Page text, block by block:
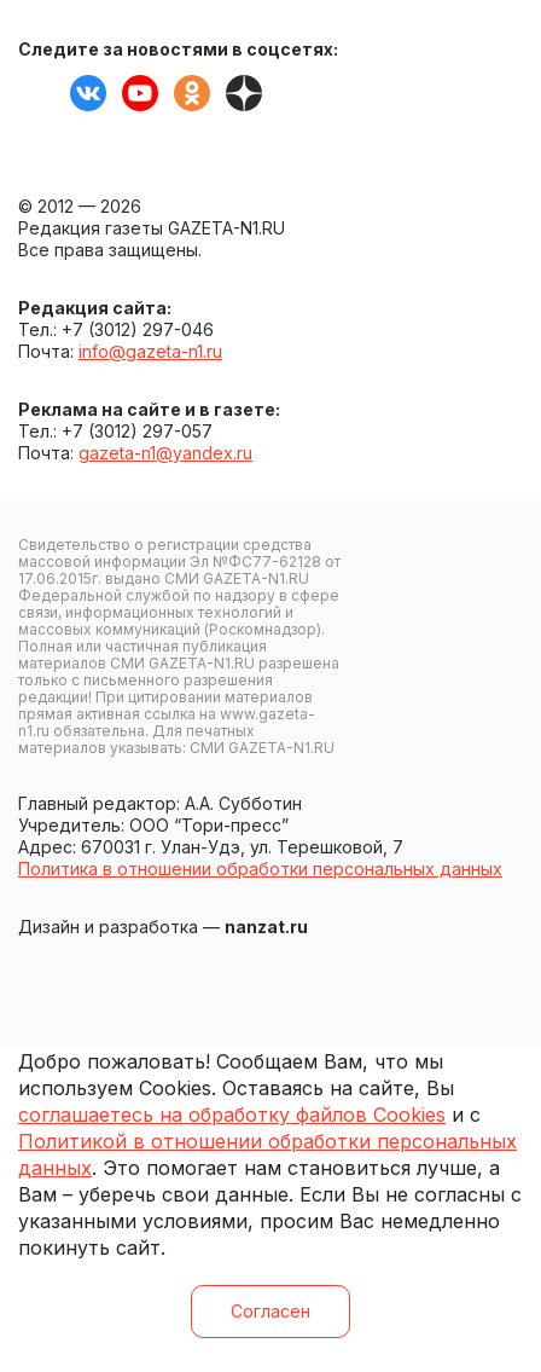
Следите за новостями в соцсетях:
© 2012 — 2026
Редакция газеты GAZETA-N1.RU
Все права защищены.
Редакция сайта:
Тел.: +7 (3012) 297-046
Почта: info@gazeta-n1.ru
Реклама на сайте и в газете:
Тел.: +7 (3012) 297-057
Почта: gazeta-n1@yandex.ru
Свидетельство о регистрации средства
массовой информации Эл №ФС77-62128 от
17.06.2015г. выдано СМИ GAZETA-N1.RU
Федеральной службой по надзору в сфере
связи, информационных технологий и
массовых коммуникаций (Роскомнадзор).
Полная или частичная публикация
материалов СМИ GAZETA-N1.RU разрешена
только с письменного разрешения
редакции! При цитировании материалов
прямая активная ссылка на www.gazeta-
n1.ru обязательна. Для печатных
материалов указывать: СМИ GAZETA-N1.RU
Главный редактор: А.А. Субботин
Учредитель: ООО “Тори-пресс”
Адрес: 670031 г. Улан-Удэ, ул. Терешковой, 7
Политика в отношении обработки персональных данных
Дизайн и разработка — nanzat.ru
Добро пожаловать! Сообщаем Вам, что мы
используем Cookies. Оставаясь на сайте, Вы
соглашаетесь на обработку файлов Cookies и с
Политикой в отношении обработки персональных
данных. Это помогает нам становиться лучше, а
Вам – уберечь свои данные. Если Вы не согласны с
указанными условиями, просим Вас немедленно
покинуть сайт.
Согласен